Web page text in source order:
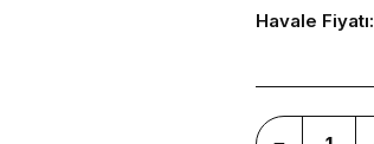
Havale Fiyatı: